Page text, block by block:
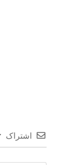
اشتراک